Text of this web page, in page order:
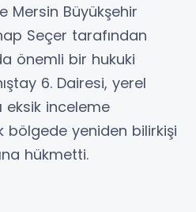
Mersin Büyükşehir
Seçer tarafından
önemli bir hukuki
6. Dairesi, yerel
eksik inceleme
bölgede yeniden bilirkişi
hükmetti.